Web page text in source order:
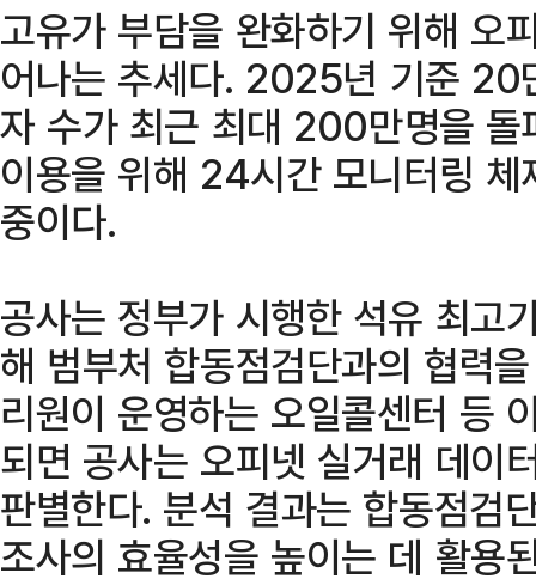
고유가 부담을 완화하기 위해 오
어나는 추세다. 2025년 기준 20
자 수가 최근 최대 200만명을 돌
이용을 위해 24시간 모니터링
중이다.
공사는 정부가 시행한 석유 최고
해 범부처 합동점검단과의 협력
리원이 운영하는 오일콜센터 등
되면 공사는 오피넷 실거래 데이
판별한다. 분석 결과는 합동점검
조사의 효율성을 높이는 데 활용